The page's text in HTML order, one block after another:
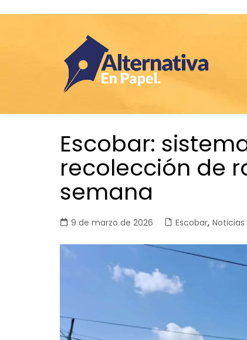
Escobar:
recolección de
semana
9 de marzo de 2026 Escobar, Noticias